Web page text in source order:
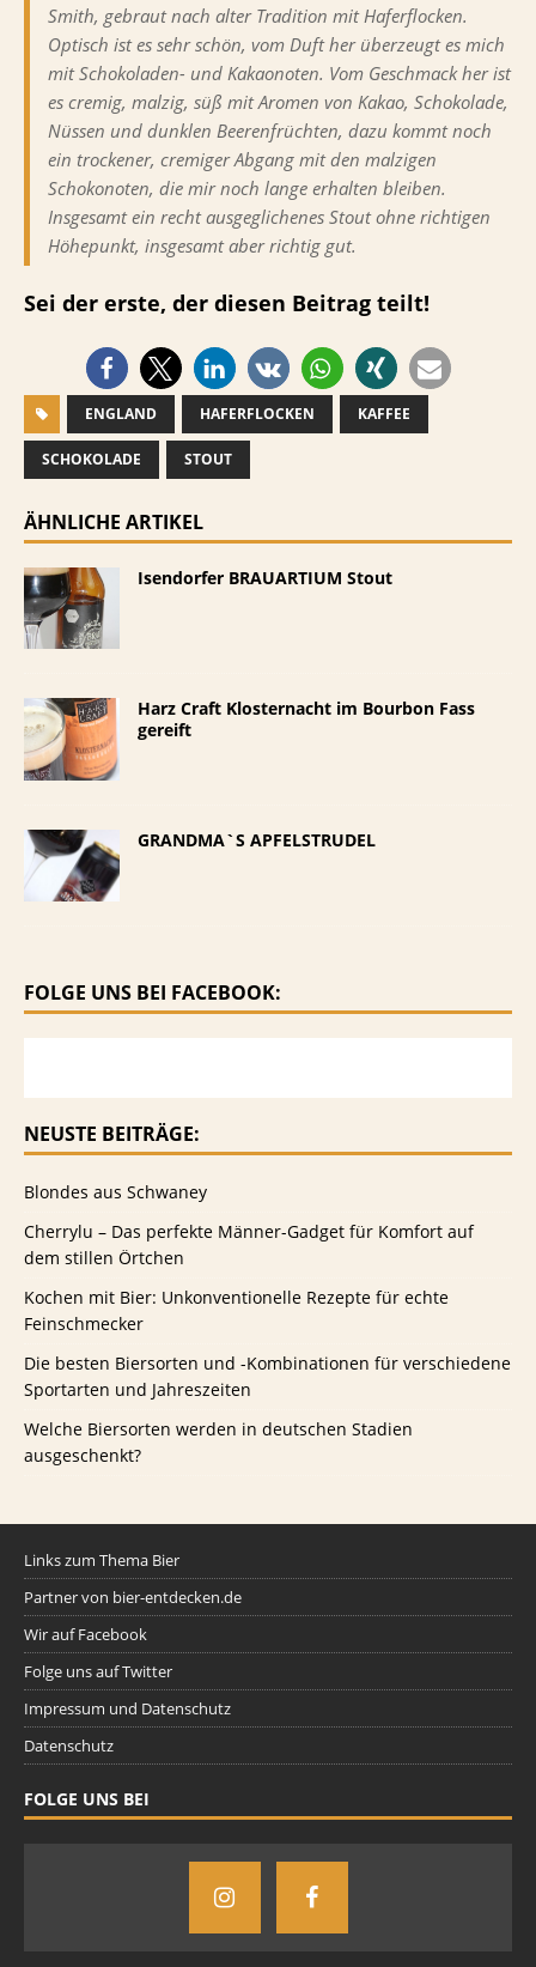
Smith, gebraut nach alter Tradition mit Haferflocken.
Optisch ist es sehr schön, vom Duft her überzeugt es mich
mit Schokoladen- und Kakaonoten. Vom Geschmack her ist
es cremig, malzig, süß mit Aromen von Kakao, Schokolade,
Nüssen und dunklen Beerenfrüchten, dazu kommt noch
ein trockener, cremiger Abgang mit den malzigen
Schokonoten, die mir noch lange erhalten bleiben.
Insgesamt ein recht ausgeglichenes Stout ohne richtigen
Höhepunkt, insgesamt aber richtig gut.
Sei der erste, der diesen Beitrag teilt!
ENGLAND HAFERFLOCKEN KAFFEE
SCHOKOLADE STOUT
ÄHNLICHE ARTIKEL
Isendorfer BRAUARTIUM Stout
Harz Craft Klosternacht im Bourbon Fass
gereift
GRANDMA`S APFELSTRUDEL
FOLGE UNS BEI FACEBOOK:
NEUSTE BEITRÄGE:
Blondes aus Schwaney
Cherrylu – Das perfekte Männer-Gadget für Komfort auf
dem stillen Örtchen
Kochen mit Bier: Unkonventionelle Rezepte für echte
Feinschmecker
Die besten Biersorten und -Kombinationen für verschiedene
Sportarten und Jahreszeiten
Welche Biersorten werden in deutschen Stadien
ausgeschenkt?
Links zum Thema Bier
Partner von bier-entdecken.de
Wir auf Facebook
Folge uns auf Twitter
Impressum und Datenschutz
Datenschutz
FOLGE UNS BEI